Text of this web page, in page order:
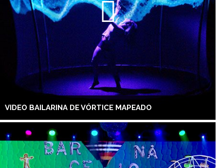
VIDEO BAILARINA DE VÓRTICE MAPEADO